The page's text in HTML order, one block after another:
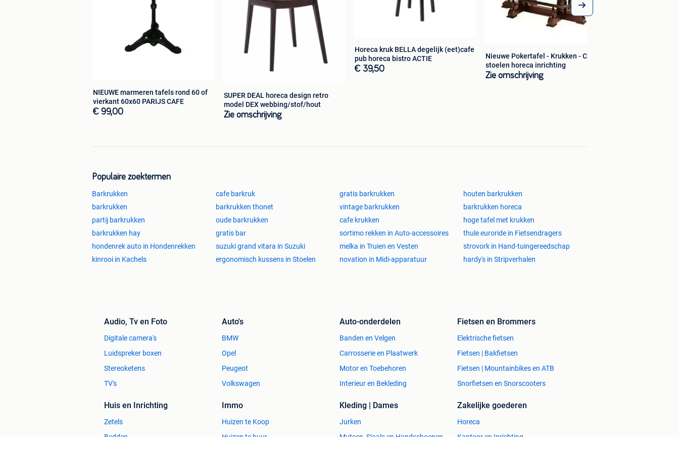
NIEUWE marmeren tafels rond 60 of
vierkant 60x60 PARIJS CAFE
€ 99,00
SUPER DEAL horeca design retro
model DEX webbing/stof/hout
Zie omschrijving
Horeca kruk BELLA degelijk (eet)cafe
pub horeca bistro ACTIE
€ 39,50
Nieuwe Pokertafel - Krukken - Cafe
stoelen horeca inrichting
Zie omschrijving
Populaire zoektermen
Barkrukken cafe barkruk gratis barkrukken
houten barkrukken
barkrukken
barkrukken thonet vintage barkrukken
barkrukken horeca
partij barkrukken
oude barkrukken cafe krukken
hoge tafel met krukken
barkrukken hay
gratis bar sortimo rekken in Auto-accessoires
thule euroride in Fietsendragers
hondenrek auto in Hondenrekken
suzuki grand vitara in Suzuki melka in Truien en Vesten
strovork in Hand-tuingereedschap
kinrooi in Kachels
ergonomisch kussens in Stoelen novation in Midi-apparatuur hardy's in Stripverhalen
Audio, Tv en Foto
Digitale camera's
Luidspreker boxen
Stereoketens
TV's
Auto's
BMW
Opel
Peugeot
Volkswagen
Auto-onderdelen
Banden en Velgen
Carrosserie en Plaatwerk
Motor en Toebehoren
Interieur en Bekleding
Fietsen en Brommers
Elektrische fietsen
Fietsen | Bakfietsen
Fietsen | Mountainbikes en ATB
Snorfietsen en Snorscooters
Huis en Inrichting
Zetels
Bedden
Immo
Huizen te Koop
Huizen te huur
Kleding | Dames
Jurken
Mutsen, Sjaals en Handschoenen
Zakelijke goederen
Horeca
Kantoor en Inrichting